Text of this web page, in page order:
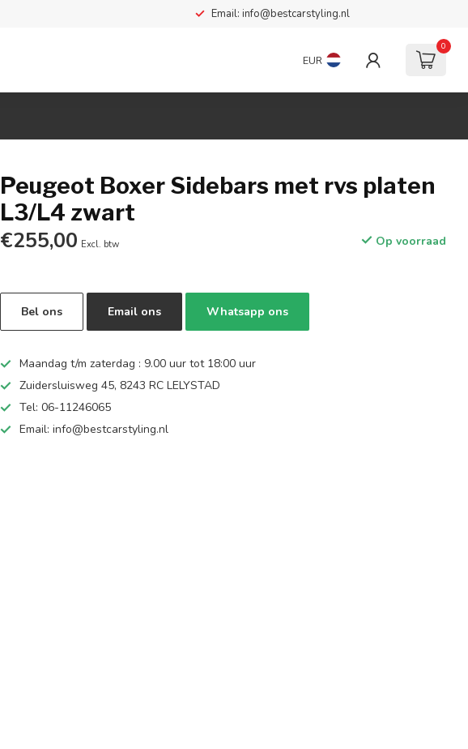
Email: info@bestcarstyling.nl
EUR
0
Peugeot Boxer Sidebars met rvs platen
L3/L4 zwart
€255,00 Excl. btw Op voorraad
Bel ons Email ons Whatsapp ons
Maandag t/m zaterdag : 9.00 uur tot 18:00 uur
Zuidersluisweg 45, 8243 RC LELYSTAD
Tel: 06-11246065
Email:info@bestcarstyling.nl